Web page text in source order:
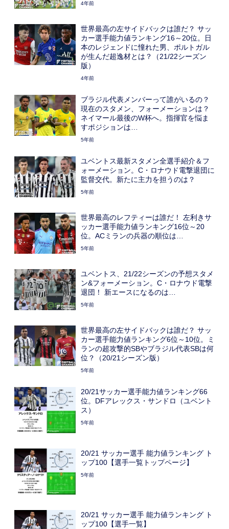
4年前
世界最高の左サイドバックは誰だ？ サッ
カー選手能力値ランキング16～20位。日
本のレジェンドに憧れた男、ポルトガル
が生んだ超逸材とは？（21/22シーズン
版）
4年前
ブラジル代表メンバーって誰がいるの？
現在のスタメン、フォーメーションは？
ネイマール最後のW杯へ。指揮官を悩ま
すポジションは…
5年前
ユベントス最新スタメン全選手紹介＆フ
ォーメーション。C・ロナウド電撃退団に
監督交代。新たに主力を担うのは？
5年前
世界最高のレフティーは誰だ！ 左利きサ
ッカー選手能力値ランキング16位～20
位。ACミランの兵器の順位は…
5年前
ユベントス、21/22シーズンの予想スタメ
ン&フォーメーション。C・ロナウド電撃
退団！ 新エースになるのは…
5年前
世界最高の左サイドバックは誰だ？ サッ
カー選手能力値ランキング6位～10位。ミ
ランの超攻撃的SBやブラジル代表SBは何
位？（20/21シーズン版）
5年前
20/21サッカー選手能力値ランキング66
位。DFアレックス・サンドロ（ユベント
ス）
5年前
20/21 サッカー選手 能力値ランキング ト
ップ100【選手一覧トップページ】
5年前
20/21 サッカー選手 能力値ランキング ト
ップ100【選手一覧】